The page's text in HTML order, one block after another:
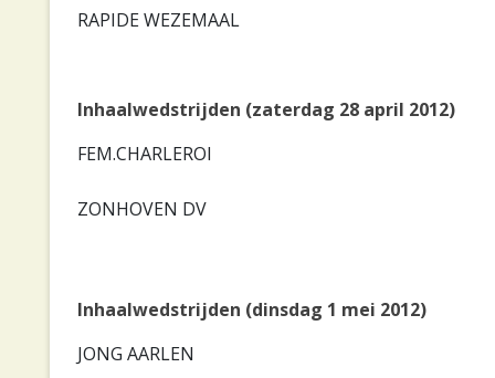
RAPIDE WEZEMAAL
Inhaalwedstrijden (zaterdag 28 april 2012)
FEM.CHARLEROI
ZONHOVEN DV
Inhaalwedstrijden (dinsdag 1 mei 2012)
JONG AARLEN